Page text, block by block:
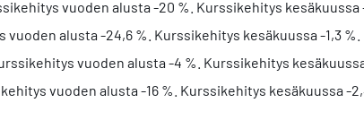
vuoden alusta -20 %. Kurssikehitys kesäkuussa
alusta -24,6 %. Kurssikehitys kesäkuussa -1,3 %.
vuoden alusta -4 %. Kurssikehitys kesäkuussa
vuoden alusta -16 %. Kurssikehitys kesäkuussa -